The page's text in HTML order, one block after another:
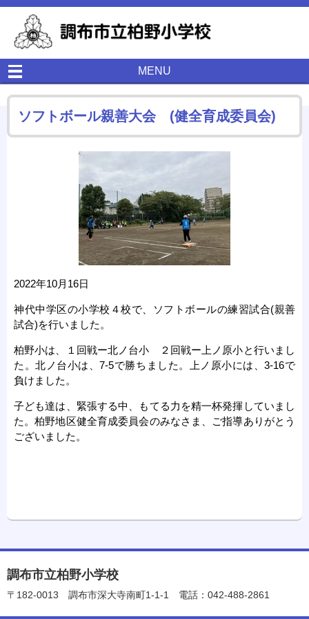
MENU
ソフトボール親善大会 (健全育成委員会)
2022年10月16日
神代中学区の小学校４校で、ソフトボールの練習試合(親善
試合)を行いました。
柏野小は、１回戦ー北ノ台小 ２回戦ー上ノ原小と行いまし
た。北ノ台小は、7-5で勝ちました。上ノ原小には、3-16で
負けました。
子ども達は、緊張する中、もてる力を精一杯発揮していまし
た。柏野地区健全育成委員会のみなさま、ご指導ありがとう
ございました。
調布市立柏野小学校
〒182-0013 調布市深大寺南町1-1-1 電話：042-488-2861